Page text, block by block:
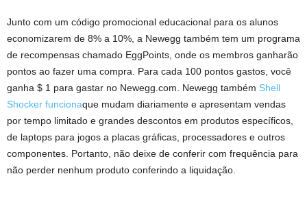
Junto com um código promocional educacional para os alunos
economizarem de 8% a 10%, a Newegg também tem um programa
de recompensas chamado EggPoints, onde os membros ganharão
pontos ao fazer uma compra. Para cada 100 pontos gastos, você
ganha $ 1 para gastar no Newegg.com. Newegg também Shell
Shocker funcionaque mudam diariamente e apresentam vendas
por tempo limitado e grandes descontos em produtos específicos,
de laptops para jogos a placas gráficas, processadores e outros
componentes. Portanto, não deixe de conferir com frequência para
não perder nenhum produto conferindo a liquidação.